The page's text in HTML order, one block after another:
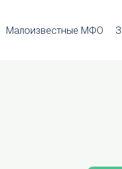
Малоизвестные МФО